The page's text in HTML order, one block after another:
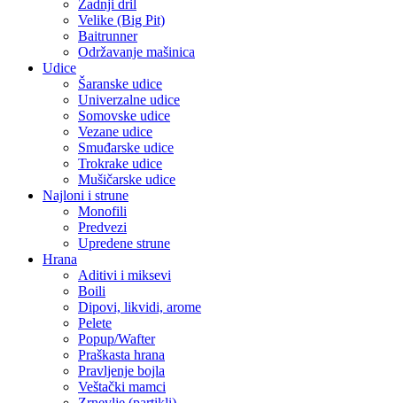
Zadnji dril
Velike (Big Pit)
Baitrunner
Održavanje mašinica
Udice
Šaranske udice
Univerzalne udice
Somovske udice
Vezane udice
Smuđarske udice
Trokrake udice
Mušičarske udice
Najloni i strune
Monofili
Predvezi
Upredene strune
Hrana
Aditivi i miksevi
Boili
Dipovi, likvidi, arome
Pelete
Popup/Wafter
Praškasta hrana
Pravljenje bojla
Veštački mamci